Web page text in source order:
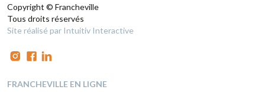
Copyright © Francheville
Tous droits réservés
Site réalisé par Intuitiv Interactive
FRANCHEVILLE EN LIGNE